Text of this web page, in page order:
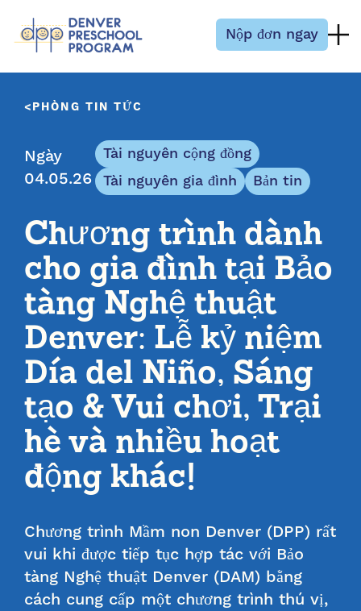
Nộp đơn ngay
PHÒNG TIN TỨC
Ngày
04.05.26
Tài nguyên cộng đồng
Tài nguyên gia đình
Bản tin
Chương trình dành
cho gia đình tại Bảo
tàng Nghệ thuật
Denver: Lễ kỷ niệm
Día del Niño, Sáng
tạo & Vui chơi, Trại
hè và nhiều hoạt
động khác!
Chương trình Mầm non Denver (DPP) rất
vui khi được tiếp tục hợp tác với Bảo
tàng Nghệ thuật Denver (DAM) bằng
cách cung cấp một chương trình thú vị,